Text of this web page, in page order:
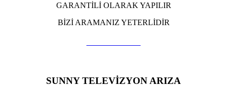
GARANTİLİ OLARAK YAPILIR
BİZİ ARAMANIZ YETERLİDİR
SUNNY TELEVİZYON ARIZA